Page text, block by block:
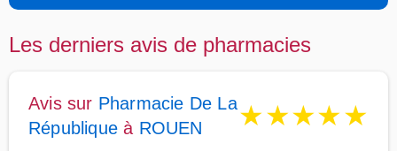
Les derniers avis de pharmacies
Avis sur Pharmacie De La
République à ROUEN ★★★★★